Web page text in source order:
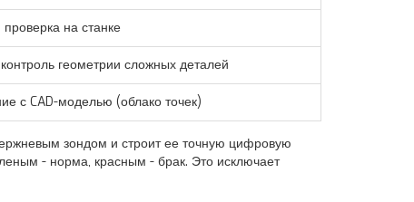
на станке
геометрии сложных деталей
с CAD-моделью (облако точек)
зондом и строит ее точную цифровую
- норма, красным - брак. Это исключает